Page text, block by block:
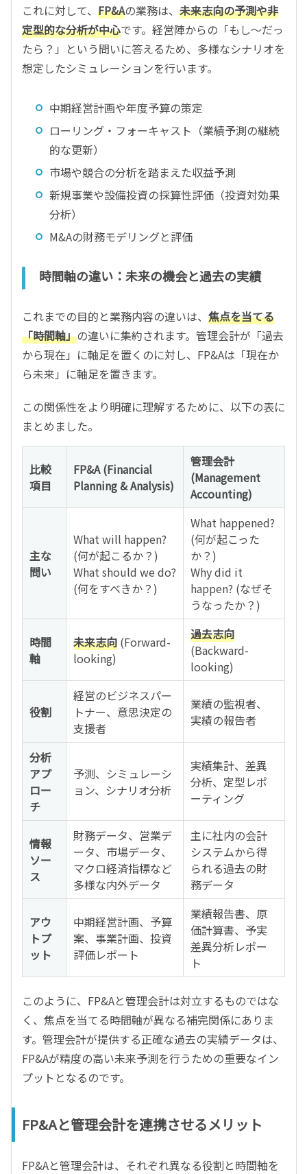
これに対して、 FP&Aの業務は、 未来志向の予測や非
定型的な分析が中心です。経営陣からの「もし〜だっ
たら？」という問いに答えるため、多様なシナリオを
想定したシミュレーションを行います。
中期経営計画や年度予算の策定
ローリング・フォーキャスト（業績予測の継続
的な更新）
市場や競合の分析を踏まえた収益予測
新規事業や設備投資の採算性評価（投資対効果
分析）
M&Aの財務モデリングと評価
時間軸の違い：未来の機会と過去の実績
これまでの目的と業務内容の違いは、 焦点を当てる
「時間軸」の違いに集約されます。管理会計が「過去
から現在」に軸足を置くのに対し、FP&Aは「現在か
ら未来」に軸足を置きます。
この関係性をより明確に理解するために、以下の表に
まとめました。
比較
項目
FP&A (Financial
Planning & Analysis)
管理会計
(Management
Accounting)
主な
問い
What will happen?
(何が起こるか？)
What should we do?
(何をすべきか？)
What happened?
(何が起こった
か？)
Why did it
happen? (なぜそ
うなったか？)
時間
軸
未来志向 (Forward-
looking)
過去志向
(Backward-
looking)
役割
経営のビジネスパー
トナー、意思決定の
支援者
業績の監視者、
実績の報告者
分析
アプ
ロー
チ
予測、シミュレーシ
ョン、シナリオ分析
実績集計、差異
分析、定型レポ
ーティング
情報
ソー
ス
財務データ、営業デ
ータ、市場データ、
マクロ経済指標など
多様な内外データ
主に社内の会計
システムから得
られる過去の財
務データ
アウ
トプ
ット
中期経営計画、予算
案、事業計画、投資
評価レポート
業績報告書、原
価計算書、予実
差異分析レポー
ト
このように、FP&Aと管理会計は対立するものではな
く、焦点を当てる時間軸が異なる補完関係にありま
す。管理会計が提供する正確な過去の実績データは、
FP&Aが精度の高い未来予測を行うための重要なイン
プットとなるのです。
FP&Aと管理会計を連携させるメリット
FP&Aと管理会計は、それぞれ異なる役割と時間軸を